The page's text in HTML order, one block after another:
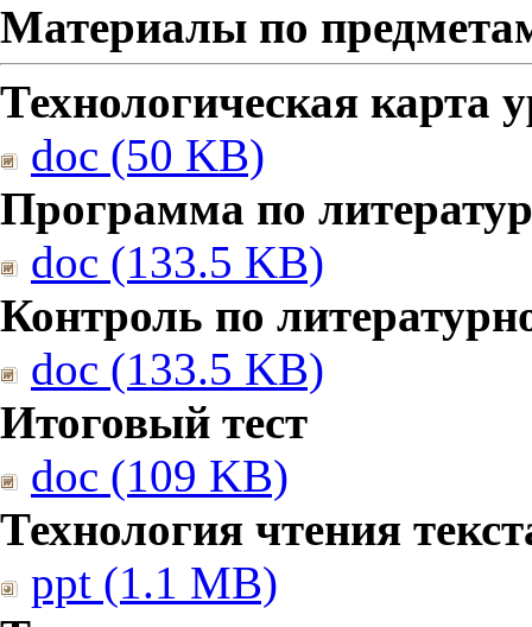
Материалы по
Технологическая карта
doc (50 KB)
Программа по
doc (133.5 KB)
Контроль по
doc (133.5 KB)
Итоговый тест
doc (109 KB)
Технология чтения
ppt (1.1 MB)